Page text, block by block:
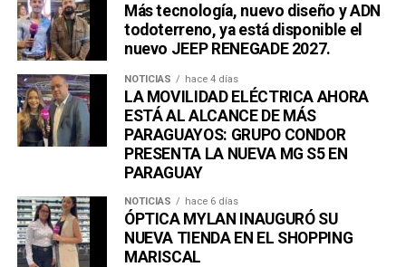
Más tecnología, nuevo diseño y ADN
todoterreno, ya está disponible el
nuevo JEEP RENEGADE 2027.
NOTICIAS hace 4 días
LA MOVILIDAD ELÉCTRICA AHORA
ESTÁ AL ALCANCE DE MÁS
PARAGUAYOS: GRUPO CONDOR
PRESENTA LA NUEVA MG S5 EN
PARAGUAY
NOTICIAS hace 6 días
ÓPTICA MYLAN INAUGURÓ SU
NUEVA TIENDA EN EL SHOPPING
MARISCAL